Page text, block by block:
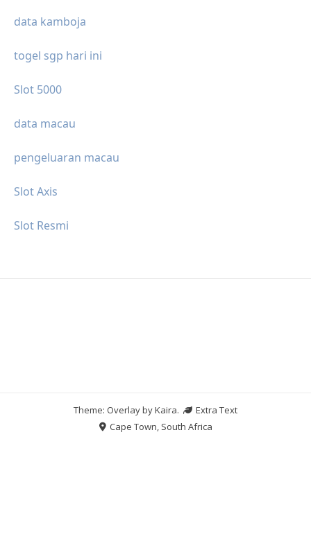
data kamboja
togel sgp hari ini
Slot 5000
data macau
pengeluaran macau
Slot Axis
Slot Resmi
Theme: Overlay byKaira.
Extra Text
Cape Town, South Africa